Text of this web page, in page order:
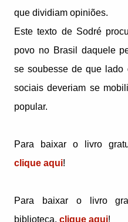
que dividiam opiniões.
Este texto de Sodré
povo no Brasil daquele
se soubesse de que lado
sociais deveriam se
popular.
Para baixar o livro
clique aqui!
Para baixar o livro
biblioteca, clique aqui!